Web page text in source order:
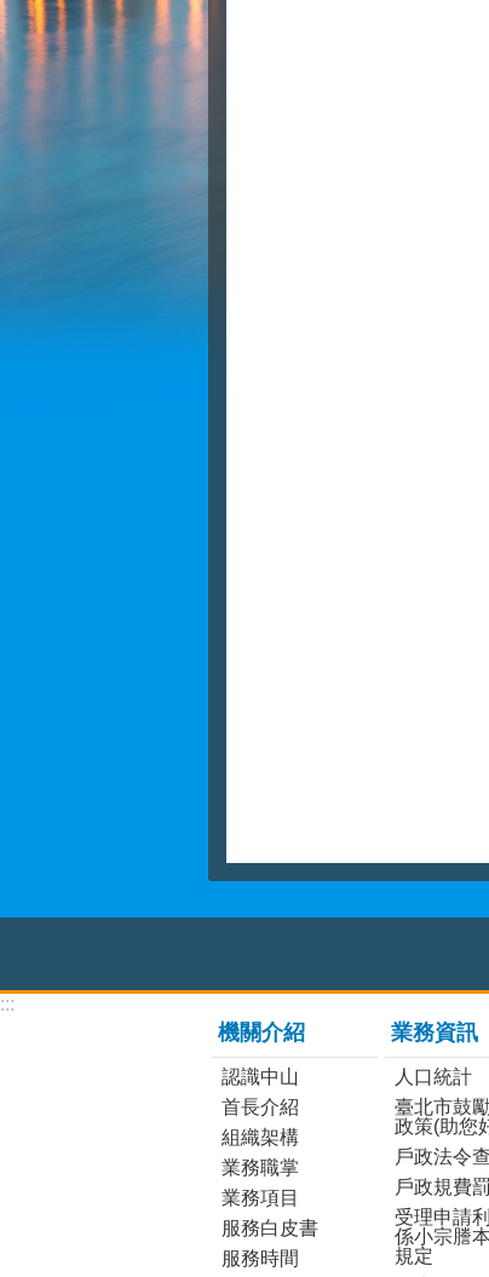
:::
機關介紹
認識中山
首長介紹
組織架構
業務職掌
業務項目
服務白皮書
服務時間
業務資訊
人口統計
臺北市鼓
政策(助您
戶政法令
戶政規費
受理申請
係小宗謄
規定